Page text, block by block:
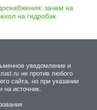
зачем на
на гидробак
уведомление и
не против любого
сайта, но при указании
на источник.